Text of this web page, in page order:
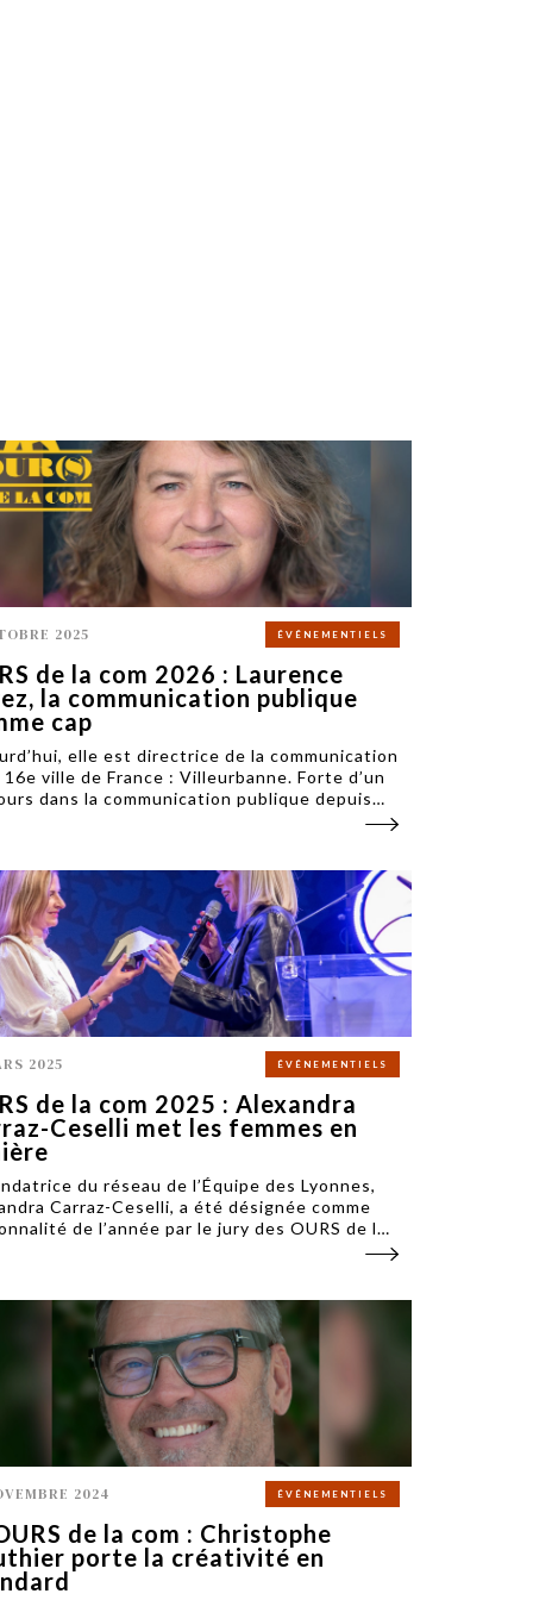
2025 ÉVÉNEMENTIELS
de la com 2026 : Laurence
la communication publique
cap
elle est directrice de la communication
16e ville de France : Villeurbanne. Forte d’un
dans la communication publique depuis
2025 ÉVÉNEMENTIELS
de la com 2025 : Alexandra
Ceselli met les femmes en
du réseau de l’Équipe des Lyonnes,
Carraz-Ceselli, a été désignée comme
de l’année par le jury des OURS de la
2024 ÉVÉNEMENTIELS
de la com : Christophe
porte la créativité en